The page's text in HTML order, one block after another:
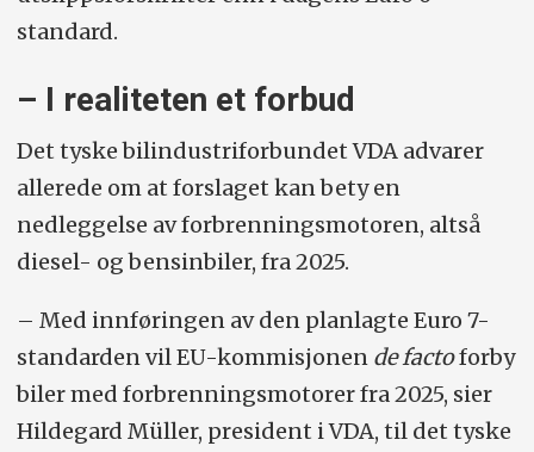
standard.
– I realiteten et forbud
Det tyske bilindustriforbundet VDA advarer
allerede om at forslaget kan bety en
nedleggelse av forbrenningsmotoren, altså
diesel- og bensinbiler, fra 2025.
– Med innføringen av den planlagte Euro 7-
standarden vil EU-kommisjonen de factoforby
biler med forbrenningsmotorer fra 2025, sier
Hildegard Müller, president i VDA, til det tyske